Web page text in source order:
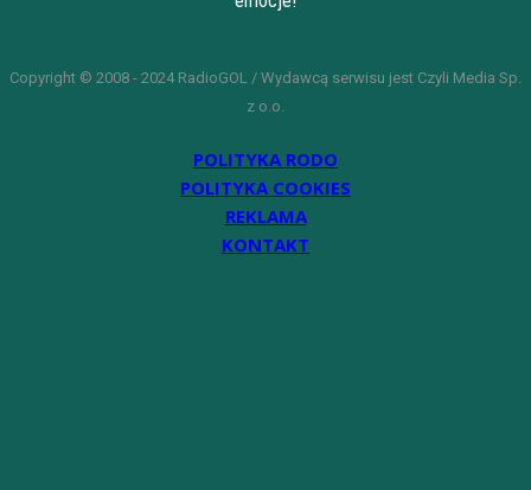
Copyright © 2008 - 2024 RadioGOL / Wydawcą serwisu jest Czyli Media Sp.
z o.o.
POLITYKA RODO
POLITYKA COOKIES
REKLAMA
KONTAKT